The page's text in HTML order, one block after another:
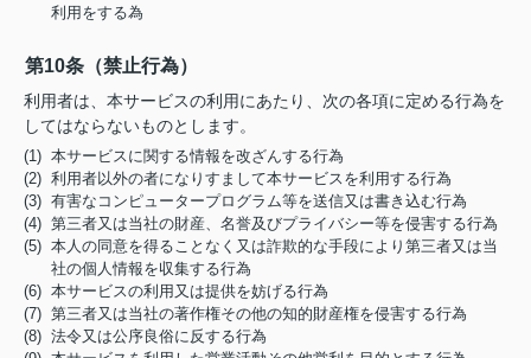
利用をする為
第10条（禁止行為）
利用者は、本サービスの利用にあたり、次の各項に定める行為を
してはならないものとします。
(1) 本サービスに関する情報を改ざんする行為
(2) 利用者以外の者になりすまして本サービスを利用する行為
(3) 有害なコンピュータープログラム等を送信又は書き込む行為
(4) 第三者又は当社の財産、名誉及びプライバシー等を侵害する行為
(5) 本人の同意を得ることなく又は詐欺的な手段により第三者又は当
社の個人情報を収集する行為
(6) 本サービスの利用又は提供を妨げる行為
(7) 第三者又は当社の著作権その他の知的財産権を侵害する行為
(8) 法令又は公序良俗に反する行為